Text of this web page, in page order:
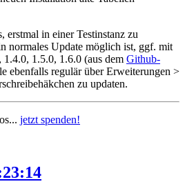
erstmal in einer Testinstanz zu
normales Update möglich ist, ggf. mit
1.5.0, 1.6.0 (aus dem Github-
ebenfalls regulär über Erweiterungen >
zu updaten.
jetzt spenden!